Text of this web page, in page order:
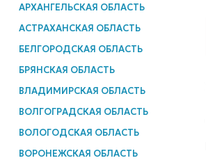
АРХАНГЕЛЬСКАЯ ОБЛАСТЬ
АСТРАХАНСКАЯ ОБЛАСТЬ
БЕЛГОРОДСКАЯ ОБЛАСТЬ
БРЯНСКАЯ ОБЛАСТЬ
ВЛАДИМИРСКАЯ ОБЛАСТЬ
ВОЛГОГРАДСКАЯ ОБЛАСТЬ
ВОЛОГОДСКАЯ ОБЛАСТЬ
ВОРОНЕЖСКАЯ ОБЛАСТЬ